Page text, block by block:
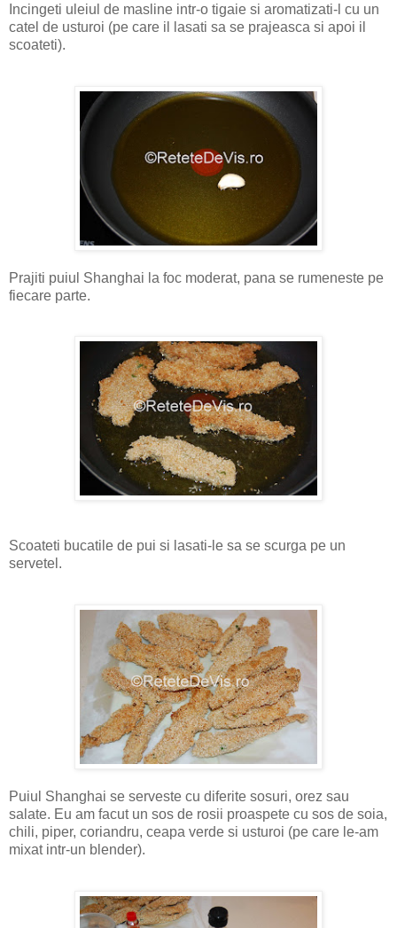
Incingeti uleiul de masline intr-o tigaie si aromatizati-l cu un
catel de usturoi (pe care il lasati sa se prajeasca si apoi il
scoateti).
Prajiti puiul Shanghai la foc moderat, pana se rumeneste pe
fiecare parte.
Scoateti bucatile de pui si lasati-le sa se scurga pe un
servetel.
Puiul Shanghai se serveste cu diferite sosuri, orez sau
salate. Eu am facut un sos de rosii proaspete cu sos de soia,
chili, piper, coriandru, ceapa verde si usturoi (pe care le-am
mixat intr-un blender).